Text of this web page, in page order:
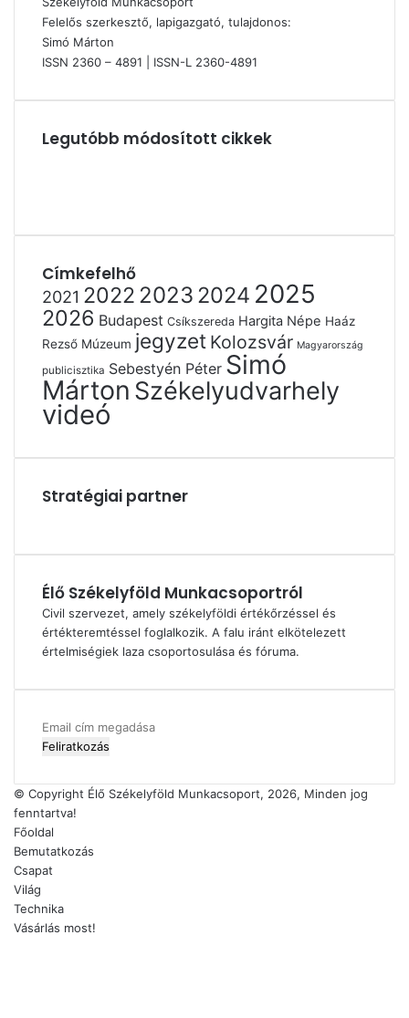
Felelős szerkesztő, lapigazgató, tulajdonos:
Simó Márton
ISSN 2360 – 4891 | ISSN-L 2360-4891
Legutóbb módosított cikkek
Címkefelhő
2021 2022 2023 2024 2025
2026 Budapest Csíkszereda Hargita Népe Haáz
Rezső Múzeum jegyzet Kolozsvár Magyarország
publicisztika Sebestyén Péter Simó
Márton Székelyudvarhely
videó
Stratégiai partner
Élő Székelyföld Munkacsoportról
Civil szervezet, amely székelyföldi értékőrzéssel és
értékteremtéssel foglalkozik. A falu iránt elkötelezett
értelmiségiek laza csoportosulása és fóruma.
Email
cím
© Copyright Élő Székelyföld Munkacsoport, 2026, Minden jog
fenntartva!
Főoldal
Bemutatkozás
Csapat
Világ
Technika
Vásárlás most!